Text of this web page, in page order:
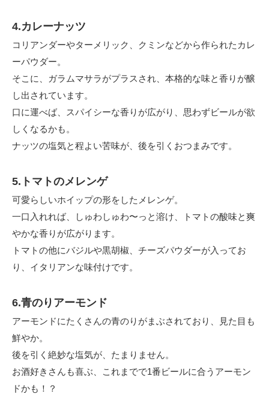
4.カレーナッツ
コリアンダーやターメリック、クミンなどから作られたカレ
ーパウダー。
そこに、ガラムマサラがプラスされ、本格的な味と香りが醸
し出されています。
口に運べば、スパイシーな香りが広がり、思わずビールが欲
しくなるかも。
ナッツの塩気と程よい苦味が、後を引くおつまみです。
5.トマトのメレンゲ
可愛らしいホイップの形をしたメレンゲ。
一口入れれば、しゅわしゅわ〜っと溶け、トマトの酸味と爽
やかな香りが広がります。
トマトの他にバジルや黒胡椒、チーズパウダーが入ってお
り、イタリアンな味付けです。
6.青のりアーモンド
アーモンドにたくさんの青のりがまぶされており、見た目も
鮮やか。
後を引く絶妙な塩気が、たまりません。
お酒好きさんも喜ぶ、これまでで1番ビールに合うアーモン
ドかも！？